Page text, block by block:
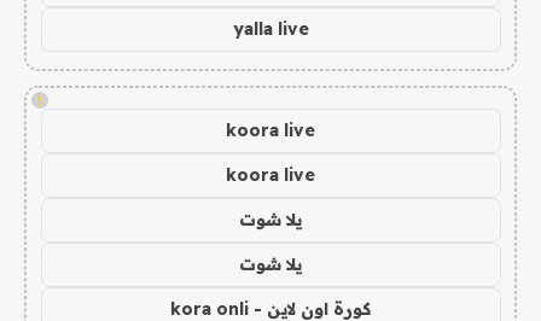
yalla live
!
koora live
koora live
يلا شوت
يلا شوت
كورة اون لاين - kora onli